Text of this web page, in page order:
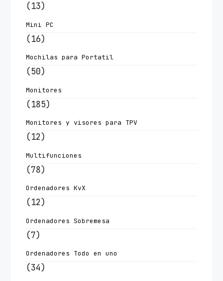
(13)
Mini PC
(16)
Mochilas para Portatil
(50)
Monitores
(185)
Monitores y visores para TPV
(12)
Multifunciones
(78)
Ordenadores KvX
(12)
Ordenadores Sobremesa
(7)
Ordenadores Todo en uno
(34)